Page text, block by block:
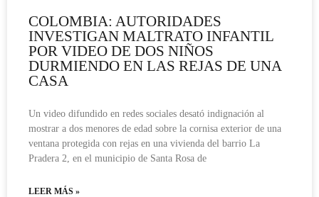
COLOMBIA: AUTORIDADES
INVESTIGAN MALTRATO INFANTIL
POR VIDEO DE DOS NIÑOS
DURMIENDO EN LAS REJAS DE UNA
CASA
Un video difundido en redes sociales desató indignación al
mostrar a dos menores de edad sobre la cornisa exterior de una
ventana protegida con rejas en una vivienda del barrio La
Pradera 2, en el municipio de Santa Rosa de
LEER MÁS »